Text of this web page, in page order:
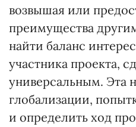
возвышая или
преимущества
найти баланс
участника проекта,
универсальным. Эта
глобализации,
и определить ход